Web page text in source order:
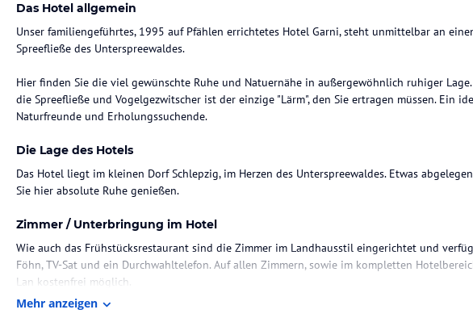
Das Hotel allgemein
Unser familiengeführtes, 1995 auf Pfählen errichtetes Hotel Garni, steht unmittelbar an
Spreefließe des Unterspreewaldes.
Hier finden Sie die viel gewünschte Ruhe und Natuernähe in außergewöhnlich ruhiger Lage.
die Spreefließe und Vogelgezwitscher ist der einzige "Lärm", den Sie ertragen müssen. Ein
Naturfreunde und Erholungssuchende.
Die Lage des Hotels
Das Hotel liegt im kleinen Dorf Schlepzig, im Herzen des Unterspreewaldes. Etwas
Sie hier absolute Ruhe genießen.
Zimmer / Unterbringung im Hotel
Wie auch das Frühstücksrestaurant sind die Zimmer im Landhausstil eingerichtet und
Föhn, TV-Sat und ein Durchwahltelefon. Auf allen Zimmern, sowie im kompletten
Lan kostenfrei möglich.
Mehr anzeigen